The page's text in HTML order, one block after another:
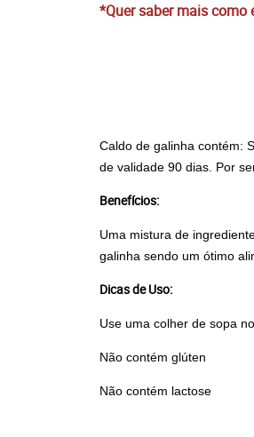
*Quer saber mais como
Caldo de galinha contém:
de validade 90 dias. Por
Benefícios:
Uma mistura de
galinha sendo um ótimo
Dicas de Uso:
Use uma colher de sopa
Não contém glúten
Não contém lactose